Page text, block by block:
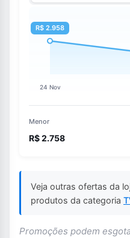
Menor
R$ 2.758
Veja outras ofertas da
produtos da categoria
Promoções podem